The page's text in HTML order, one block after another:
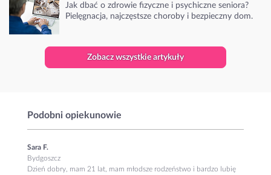
Jak dbać o zdrowie fizyczne i psychiczne seniora?
Pielęgnacja, najczęstsze choroby i bezpieczny dom.
Zobacz wszystkie artykuły
Podobni opiekunowie
Sara F.
Bydgoszcz
Dzień dobry, mam 21 lat, mam młodsze rodzeństwo i bardzo lubię